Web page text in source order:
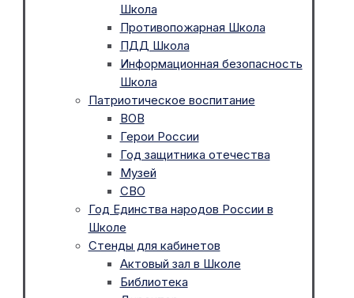
Школа
Противопожарная Школа
ПДД Школа
Информационная безопасность
Школа
Патриотическое воспитание
ВОВ
Герои России
Год защитника отечества
Музей
СВО
Год Единства народов России в
Школе
Стенды для кабинетов
Актовый зал в Школе
Библиотека